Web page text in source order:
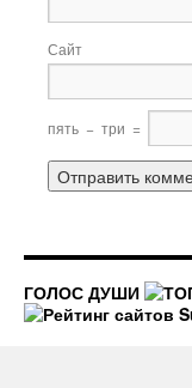
Сайт
пять − три =
ГОЛОС ДУШИ